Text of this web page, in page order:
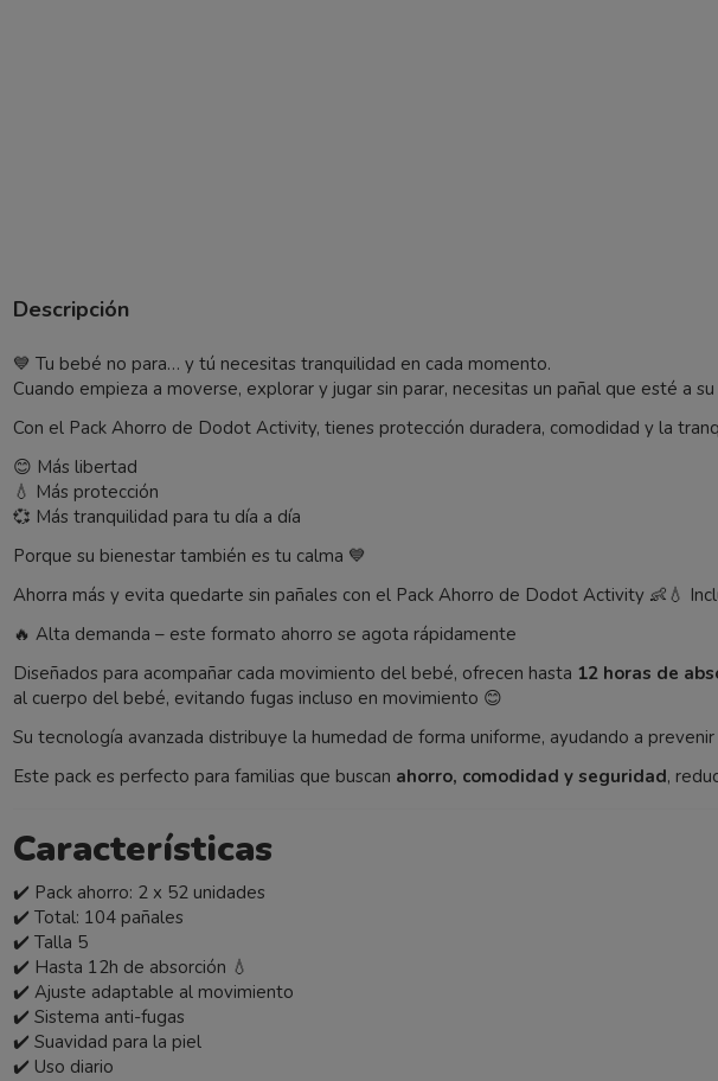
Descripción
💙 Tu bebé no para… y tú necesitas tranquilidad en cada momento.
Cuando empieza a moverse, explorar y jugar sin parar, necesitas un pañal que esté a
Con el Pack Ahorro de Dodot Activity, tienes protección duradera, comodidad y la
😊 Más libertad
💧 Más protección
💞 Más tranquilidad para tu día a día
Porque su bienestar también es tu calma 💙
Ahorra más y evita quedarte sin pañales con el Pack Ahorro de Dodot Activity 👶💧
🔥 Alta demanda – este formato ahorro se agota rápidamente
Diseñados para acompañar cada movimiento del bebé, ofrecen hasta 12 horas de
al cuerpo del bebé, evitando fugas incluso en movimiento 😊
Su tecnología avanzada distribuye la humedad de forma uniforme, ayudando a
Este pack es perfecto para familias que buscan ahorro, comodidad y seguridad,
Características
✔️ Pack ahorro: 2 x 52 unidades
✔️ Total: 104 pañales
✔️ Talla 5
✔️ Hasta 12h de absorción 💧
✔️ Ajuste adaptable al movimiento
✔️ Sistema anti-fugas
✔️ Suavidad para la piel
✔️ Uso diario